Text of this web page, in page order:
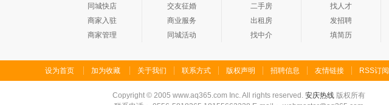
同城快店
商家入驻
商家管理
交友征婚
商业服务
同城活动
二手房
出租房
找中介
找人才
发招聘
填简历
设为首页 加为收藏 关于我们 联系方式 版权声明 招聘信息 友情链接 RSS订阅
Copyright © 2005 www.aq365.com Inc. All rights reserved. 安庆热线 版权所有